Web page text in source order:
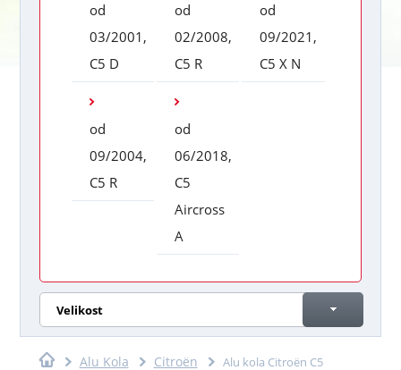
od
03/2001,
C5 D
od
09/2004,
C5 R
od
02/2008,
C5 R
od
06/2018,
C5
Aircross
A
od
09/2021,
C5 X N
Velikost
Alu Kola Citroën Alu kola Citroën C5